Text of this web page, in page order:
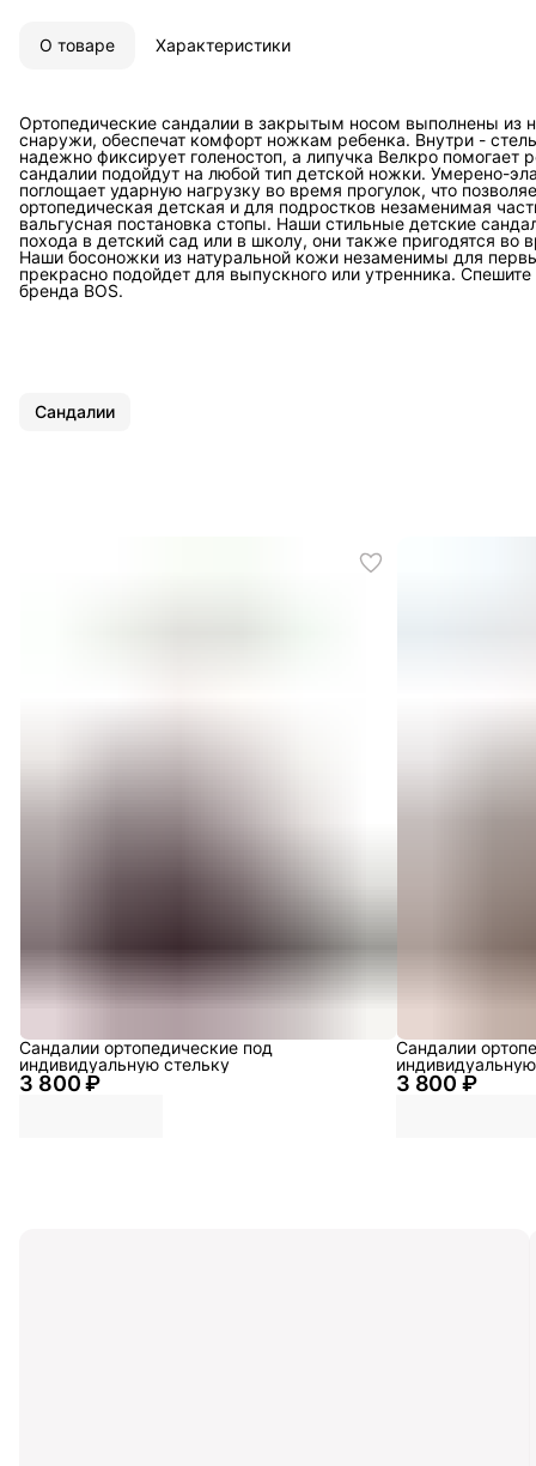
О товаре Характеристики
Ортопедические сандалии в закрытым носом выполнены из
снаружи, обеспечат комфорт ножкам ребенка. Внутри -
надежно фиксирует голеностоп, а липучка Велкро помогает
сандалии подойдут на любой тип детской ножки. Умерено-
поглощает ударную нагрузку во время прогулок, что
ортопедическая детская и для подростков незаменимая
вальгусная постановка стопы. Наши стильные детские
похода в детский сад или в школу, они также пригодятся во
Наши босоножки из натуральной кожи незаменимы для
прекрасно подойдет для выпускного или утренника.
бренда BOS.
Сандалии
3 800 ₽
Сандалии ортопедические под
индивидуальную стельку
3 800 ₽
Сандалии